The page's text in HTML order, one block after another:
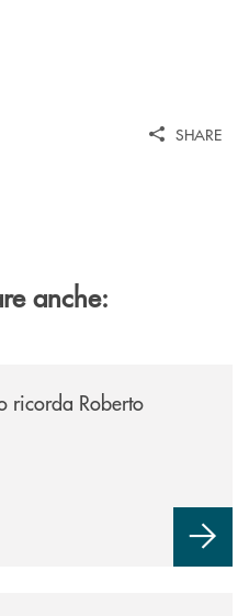
SHARE
anche:
ricorda Roberto